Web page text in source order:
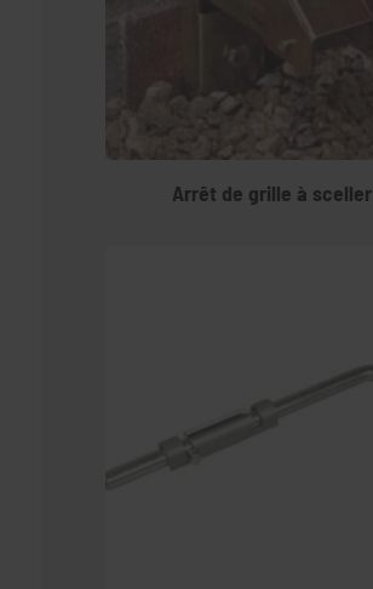
Arrêt de grille à sceller